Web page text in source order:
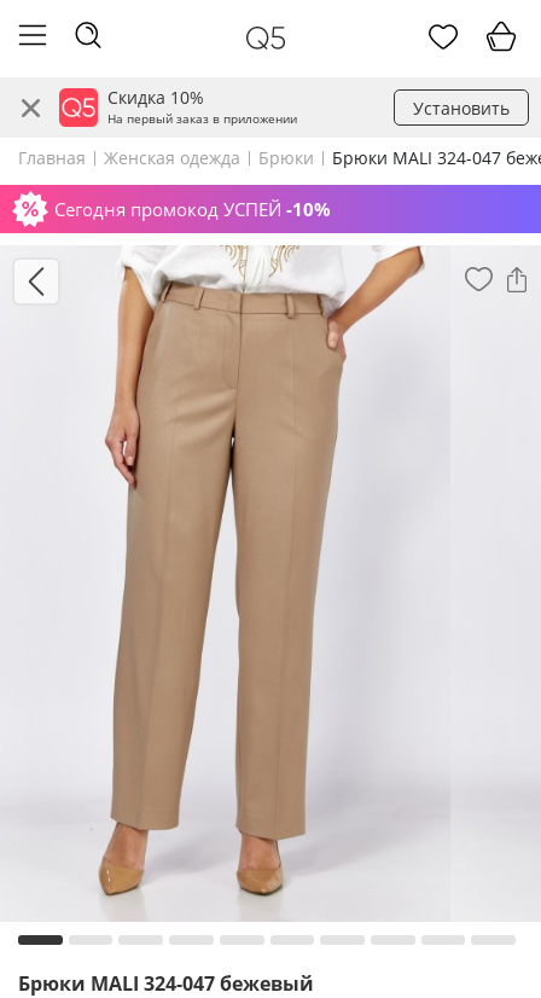
Скидка 10%
На первый заказ в приложении Установить
Главная Женская одежда Брюки Брюки MALI 324-047
Сегодня промокод УСПЕЙ -10%
Брюки MALI 324-047 бежевый